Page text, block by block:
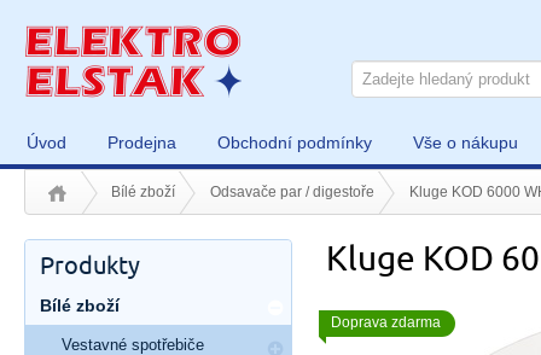
Úvod Prodejna Obchodní podmínky Vše o nákupu
Bílé zboží Odsavače par / digestoře Kluge KOD 6000
Kluge KOD
Doprava zdarma
Produkty
Bílé zboží
Vestavné spotřebiče